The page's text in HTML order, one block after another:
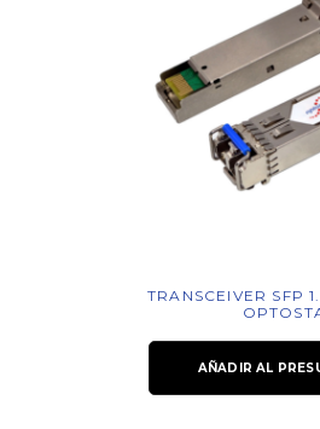
TRANSCEIVER SFP
AÑADIR AL